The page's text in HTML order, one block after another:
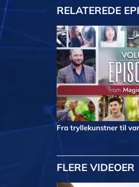
RELATEREDE
Fra tryllekunstner til
FLERE VIDEOER